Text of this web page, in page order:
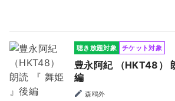
聴き放題対象 チケット対象
豊永阿紀 （HKT48）
編
森鴎外